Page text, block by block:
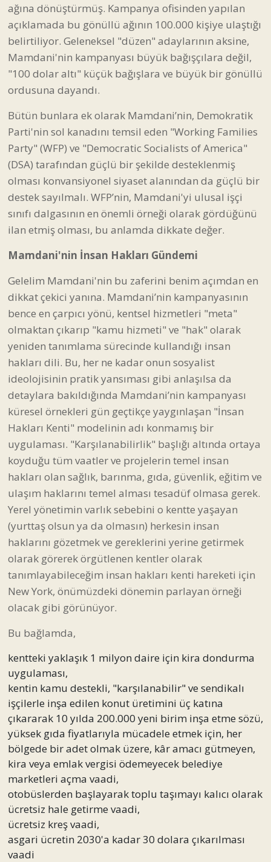
ağına dönüştürmüş. Kampanya ofisinden yapılan
açıklamada bu gönüllü ağının 100.000 kişiye ulaştığı
belirtiliyor. Geleneksel "düzen" adaylarının aksine,
Mamdani'nin kampanyası büyük bağışçılara değil,
"100 dolar altı" küçük bağışlara ve büyük bir gönüllü
ordusuna dayandı.
Bütün bunlara ek olarak Mamdani’nin, Demokratik
Parti'nin sol kanadını temsil eden "Working Families
Party" (WFP) ve "Democratic Socialists of America"
(DSA) tarafından güçlü bir şekilde desteklenmiş
olması konvansiyonel siyaset alanından da güçlü bir
destek sayılmalı. WFP’nin, Mamdani'yi ulusal işçi
sınıfı dalgasının en önemli örneği olarak gördüğünü
ilan etmiş olması, bu anlamda dikkate değer.
Mamdani'nin İnsan Hakları Gündemi
Gelelim Mamdani'nin bu zaferini benim açımdan en
dikkat çekici yanına. Mamdani’nin kampanyasının
bence en çarpıcı yönü, kentsel hizmetleri "meta"
olmaktan çıkarıp "kamu hizmeti" ve "hak" olarak
yeniden tanımlama sürecinde kullandığı insan
hakları dili. Bu, her ne kadar onun sosyalist
ideolojisinin pratik yansıması gibi anlaşılsa da
detaylara bakıldığında Mamdani’nin kampanyası
küresel örnekleri gün geçtikçe yaygınlaşan "İnsan
Hakları Kenti" modelinin adı konmamış bir
uygulaması. "Karşılanabilirlik" başlığı altında ortaya
koyduğu tüm vaatler ve projelerin temel insan
hakları olan sağlık, barınma, gıda, güvenlik, eğitim ve
ulaşım haklarını temel alması tesadüf olmasa gerek.
Yerel yönetimin varlık sebebini o kentte yaşayan
(yurttaş olsun ya da olmasın) herkesin insan
haklarını gözetmek ve gereklerini yerine getirmek
olarak görerek örgütlenen kentler olarak
tanımlayabileceğim insan hakları kenti hareketi için
New York, önümüzdeki dönemin parlayan örneği
olacak gibi görünüyor.
Bu bağlamda,
kentteki yaklaşık 1 milyon daire için kira dondurma
uygulaması,
kentin kamu destekli, "karşılanabilir" ve sendikalı
işçilerle inşa edilen konut üretimini üç katına
çıkararak 10 yılda 200.000 yeni birim inşa etme sözü,
yüksek gıda fiyatlarıyla mücadele etmek için, her
bölgede bir adet olmak üzere, kâr amacı gütmeyen,
kira veya emlak vergisi ödemeyecek belediye
marketleri açma vaadi,
otobüslerden başlayarak toplu taşımayı kalıcı olarak
ücretsiz hale getirme vaadi,
ücretsiz kreş vaadi,
asgari ücretin 2030'a kadar 30 dolara çıkarılması
vaadi